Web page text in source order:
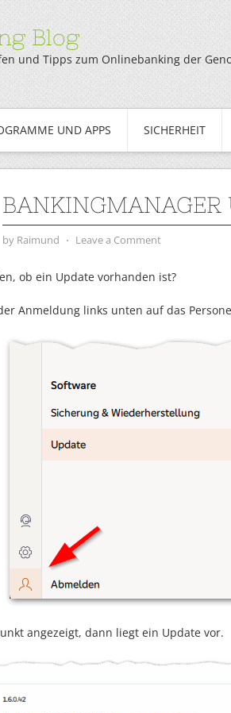
Blog
und Tipps zum Onlinebanking der
UND APPS SICHERHEIT
BANKINGMANAGER
by Raimund ⋅ Leave a Comment
ob ein Update vorhanden ist?
Anmeldung links unten auf das
angezeigt, dann liegt ein Update vor.